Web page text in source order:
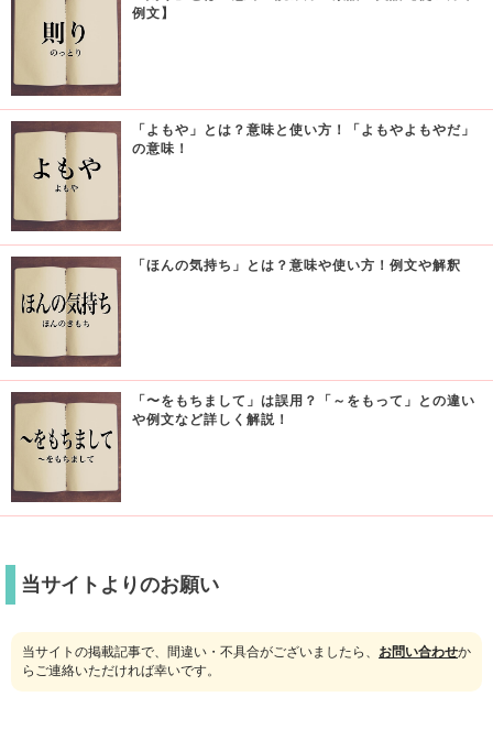
例文】
「よもや」とは？意味と使い方！「よもやよもやだ」
の意味！
「ほんの気持ち」とは？意味や使い方！例文や解釈
「〜をもちまして」は誤用？「～をもって」との違い
や例文など詳しく解説！
当サイトよりのお願い
当サイトの掲載記事で、間違い・不具合がございましたら、 お問い合わせか
らご連絡いただければ幸いです。